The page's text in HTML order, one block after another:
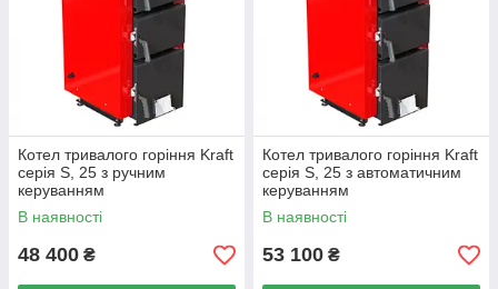
Котел тривалого горіння Kraft
серія S, 25 з ручним
керуванням
В наявності
48 400 ₴
Котел тривалого горіння Kraft
серія S, 25 з автоматичним
керуванням
В наявності
53 100 ₴